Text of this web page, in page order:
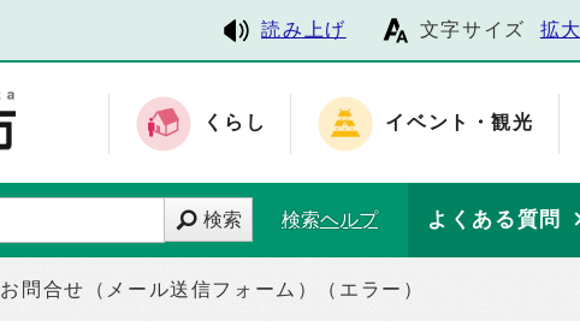
読み上げ 文字サイズ 拡大
くらし イベント・観光
検索 検索ヘルプ よくある質問
お問合せ（メール送信フォーム）（エラー）